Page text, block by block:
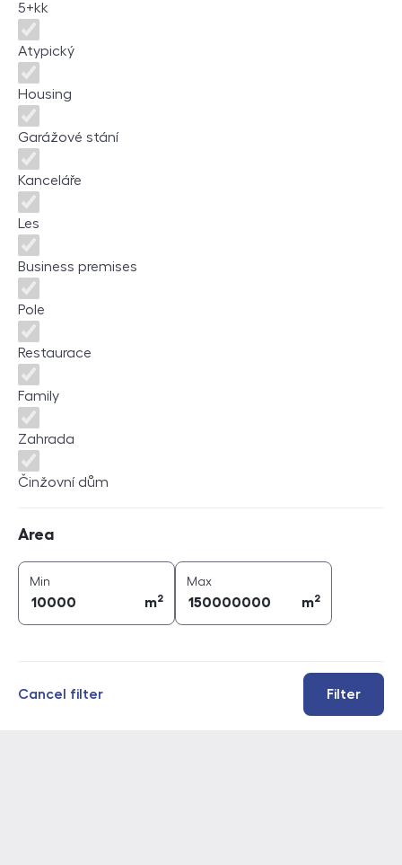
5+kk
Atypický
Housing
Garážové stání
Kanceláře
Les
Business premises
Pole
Restaurace
Family
Zahrada
Činžovní dům
Area
Min
m2
Maxarea (
m2
Filter
Cancel filter